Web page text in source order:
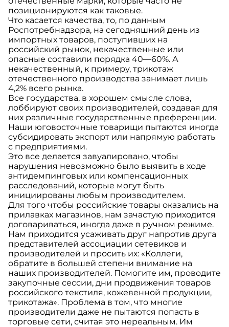
позиционируются как таковые.
Что касается качества, то, по данным
Роспотребнадзора, на сегодняшний день из
импортных товаров, поступивших на
российский рынок, некачественные или
опасные составили порядка 40—60%. А
некачественный, к примеру, трикотаж
отечественного производства занимает лишь
4,2% всего рынка.
Все государства, в хорошем смысле слова,
лоббируют своих производителей, создавая для
них различные государственные преференции.
Наши юговосточные товарищи пытаются иногда
субсидировать экспорт или напрямую работать
с предприятиями.
Это все делается завуалировано, чтобы
нарушения невозможно было выявить в ходе
антидемпинговых или компенсационных
расследований, которые могут быть
инициированы любым производителем.
Для того чтобы российские товары оказались на
прилавках магазинов, нам зачастую приходится
договариваться, иногда даже в ручном режиме.
Нам приходится усаживать друг напротив друга
представителей ассоциации сетевиков и
производителей и просить их: «Коллеги,
обратите в большей степени внимание на
наших производителей. Помогите им, проводите
закупочные сессии, дни продвижения товаров
российского текстиля, кожевенной продукции,
трикотажа». Проблема в том, что многие
производители даже не пытаются попасть в
торговые сети, считая это нереальным. Им